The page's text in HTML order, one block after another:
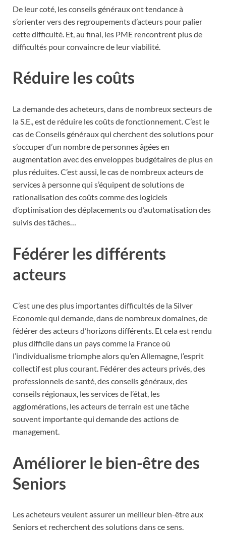
De leur coté, les conseils généraux ont tendance à
s’orienter vers des regroupements d’acteurs pour palier
cette difficulté. Et, au final, les PME rencontrent plus de
difficultés pour convaincre de leur viabilité.
Réduire les coûts
La demande des acheteurs, dans de nombreux secteurs de
la S.E., est de réduire les coûts de fonctionnement. C’est le
cas de Conseils généraux qui cherchent des solutions pour
s’occuper d’un nombre de personnes âgées en
augmentation avec des enveloppes budgétaires de plus en
plus réduites. C’est aussi, le cas de nombreux acteurs de
services à personne qui s’équipent de solutions de
rationalisation des coûts comme des logiciels
d’optimisation des déplacements ou d’automatisation des
suivis des tâches…
Fédérer les différents
acteurs
C’est une des plus importantes difficultés de la Silver
Economie qui demande, dans de nombreux domaines, de
fédérer des acteurs d’horizons différents. Et cela est rendu
plus difficile dans un pays comme la France où
l’individualisme triomphe alors qu’en Allemagne, l’esprit
collectif est plus courant. Fédérer des acteurs privés, des
professionnels de santé, des conseils généraux, des
conseils régionaux, les services de l’état, les
agglomérations, les acteurs de terrain est une tâche
souvent importante qui demande des actions de
management.
Améliorer le bien-être des
Seniors
Les acheteurs veulent assurer un meilleur bien-être aux
Seniors et recherchent des solutions dans ce sens.